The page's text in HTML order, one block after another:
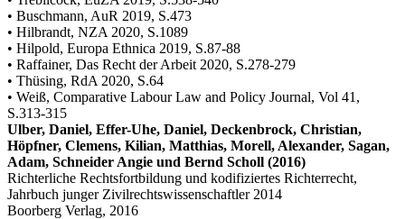
• Buschmann, AuR 2019, S.473
• Hilbrandt, NZA 2020, S.1089
• Hilpold, Europa Ethnica 2019, S.87-88
• Raffainer, Das Recht der Arbeit 2020, S.278-279
• Thüsing, RdA 2020, S.64
• Weiß, Comparative Labour Law and Policy Journal, Vol 41,
S.313-315
Ulber, Daniel, Effer-Uhe, Daniel, Deckenbrock, Christian,
Höpfner, Clemens, Kilian, Matthias, Morell, Alexander, Sagan,
Adam, Schneider Angie und Bernd Scholl (2016)
Richterliche Rechtsfortbildung und kodifiziertes Richterrecht,
Jahrbuch junger Zivilrechtswissenschaftler 2014
Boorberg Verlag, 2016